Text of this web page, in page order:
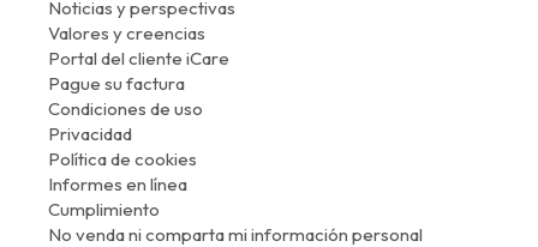
Noticias y perspectivas
Valores y creencias
Portal del cliente iCare
Pague su factura
Condiciones de uso
Privacidad
Política de cookies
Informes en línea
Cumplimiento
No venda ni comparta mi información personal